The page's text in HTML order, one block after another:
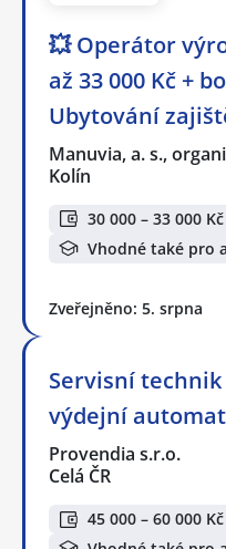
💥 Operátor
až 33 000 Kč +
Ubytování
Manuvia, a. s.,
Kolín
30 000 – 33 000 Kč
Vhodné také pro
Zveřejněno: 5. srpna
Servisní
výdejní
Provendia s.r.o.
Celá ČR
45 000 – 60 000 Kč